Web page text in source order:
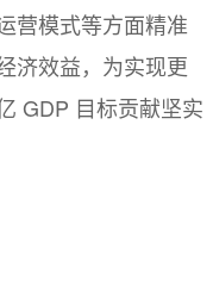
营模式等方面精准
济效益，为实现更
GDP 目标贡献坚实